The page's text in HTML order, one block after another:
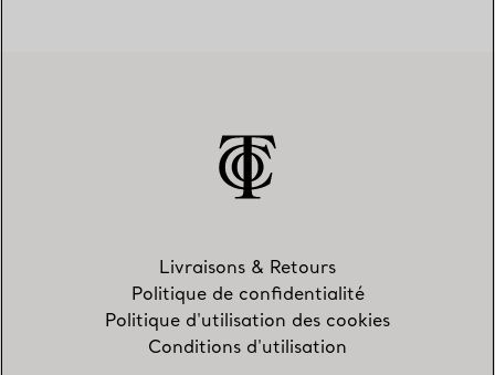
Livraisons & Retours
Politique de confidentialité
Politique d'utilisation des cookies
Conditions d'utilisation